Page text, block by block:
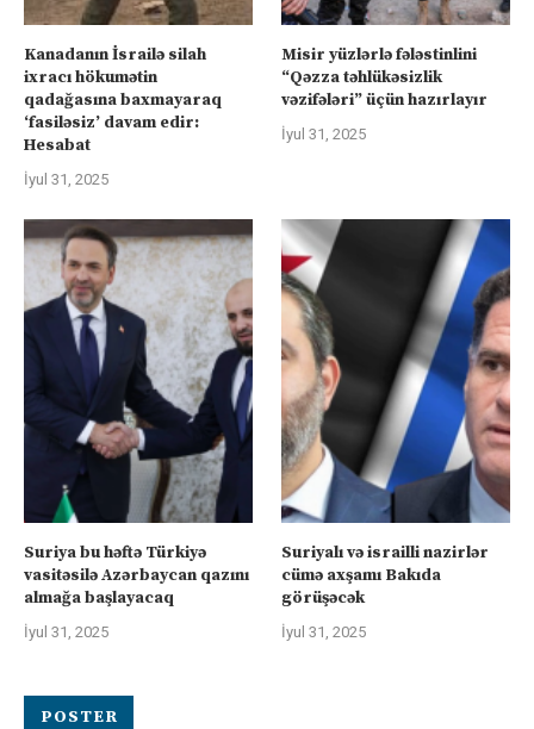
Kanadanın İsrailə silah
ixracı hökumətin
qadağasına baxmayaraq
‘fasiləsiz’ davam edir:
Hesabat
İyul 31, 2025
Misir yüzlərlə fələstinlini
“Qəzza təhlükəsizlik
vəzifələri” üçün hazırlayır
İyul 31, 2025
Suriya bu həftə Türkiyə
vasitəsilə Azərbaycan qazını
almağa başlayacaq
İyul 31, 2025
Suriyalı və israilli nazirlər
cümə axşamı Bakıda
görüşəcək
İyul 31, 2025
POSTER